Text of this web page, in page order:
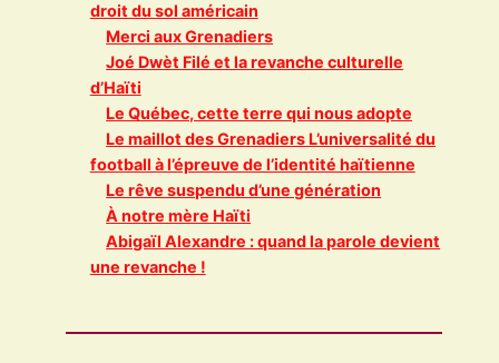
droit du sol américain
Merci aux Grenadiers
Joé Dwèt Filé et la revanche culturelle
d’Haïti
Le Québec, cette terre qui nous adopte
Le maillot des Grenadiers L’universalité du
football à l’épreuve de l’identité haïtienne
Le rêve suspendu d’une génération
À notre mère Haïti
Abigaïl Alexandre : quand la parole devient
une revanche !